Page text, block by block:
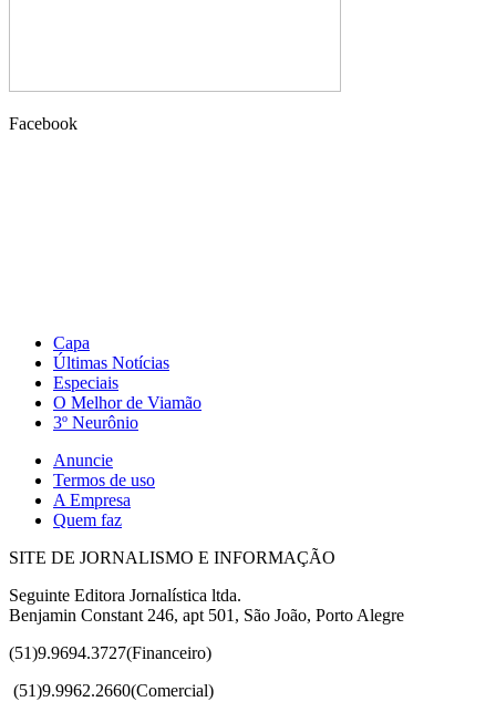
Facebook
Capa
Últimas Notícias
Especiais
O Melhor de Viamão
3º Neurônio
Anuncie
Termos de uso
A Empresa
Quem faz
SITE DE JORNALISMO E INFORMAÇÃO
Seguinte Editora Jornalística ltda.
Benjamin Constant 246, apt 501, São João, Porto Alegre
(51)9.9694.3727(Financeiro)
(51)9.9962.2660(Comercial)